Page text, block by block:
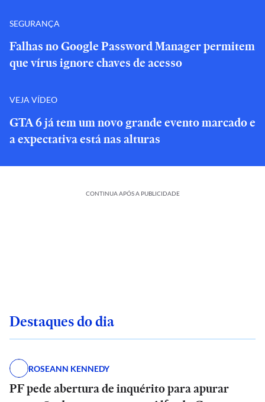
SEGURANÇA
Falhas no Google Password Manager permitem
que vírus ignore chaves de acesso
VEJA VÍDEO
GTA 6 já tem um novo grande evento marcado e
a expectativa está nas alturas
CONTINUA APÓS A PUBLICIDADE
Destaques do dia
ROSEANN KENNEDY
PF pede abertura de inquérito para apurar